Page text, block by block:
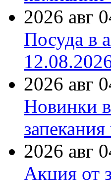
2026 авг
Посуда в
2026 авг
Новинки
2026 авг
Акция от